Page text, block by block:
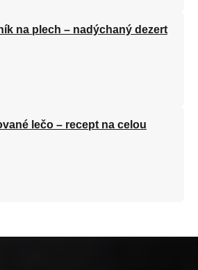
na plech – nadýchaný dezert
lečo – recept na celou